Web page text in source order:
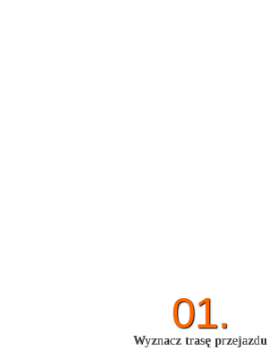
01.
Wyznacz trasę przejazdu